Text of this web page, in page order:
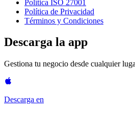
Política ISO 27001
Política de Privacidad
Términos y Condiciones
Descarga la app
Gestiona tu negocio desde cualquier
Descarga en